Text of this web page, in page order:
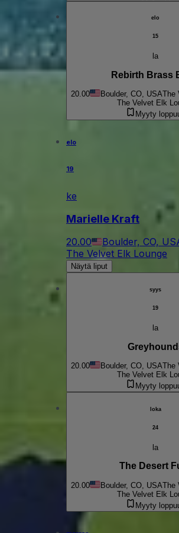
elo
15
la
Rebirth Brass
20.00 Boulder, CO, USAThe
The Velvet Elk
Myyty
elo
19
ke
Marielle Kraft
20.00 Boulder, CO,
The Velvet Elk Lounge
Näytä liput
syys
19
la
20.00 Boulder, CO, USAThe
The Velvet Elk
Myyty
loka
24
la
The Desert
20.00 Boulder, CO, USAThe
The Velvet Elk
Myyty